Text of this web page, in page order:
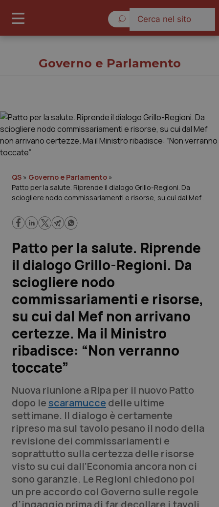
Cronache
Regioni e Asl
Lavoro e Professioni
Scienza e Farmaci
Studi e Analisi
Lettere al direttore
Edizioni Regionali
QS Pro
Professionisti Sanitari.AI
Abruzzo
Basilicata
Calabria
Campania
Emilia-Romagna
QS Pro Gold
Artrite & artrosi
Asma & BPCO
Car-T
Colesterolo & coronaropatie
QS Club Newsletter
Governo e Parlamento
QS » Governo e Parlamento »
Patto per la salute. Riprende il dialogo Grillo-Regioni. Da
sciogliere nodo commissariamenti e risorse, su cui dal Mef
verranno toccate”
Patto per la salute. Riprende
il dialogo Grillo-Regioni. Da
sciogliere nodo
commissariamenti e risorse,
su cui dal Mef non arrivano
certezze. Ma il Ministro
ribadisce: “Non verranno
toccate”
Nuova riunione a Ripa per il nuovo Patto
dopo le scaramucce delle ultime
settimane. Il dialogo è certamente
ripreso ma sul tavolo pesano il nodo della
revisione dei commissariamenti e
soprattutto sulla certezza delle risorse
visto su cui dall’Economia ancora non ci
sono garanzie. Le Regioni chiedono poi
un pre accordo col Governo sulle regole
d’ingaggio prima di far decollare i tavoli